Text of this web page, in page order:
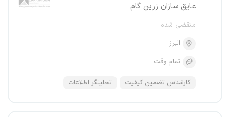
عایق سازان زرین گام
منقضی شده
البرز
تمام وقت
کارشناس تضمین کیفیت تحلیلگر اطلاعات